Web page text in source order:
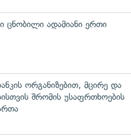
ცნობილი ადამიანი ერთი
ორგანიზებით, მცირე და
შრომის უსაფრთხოების